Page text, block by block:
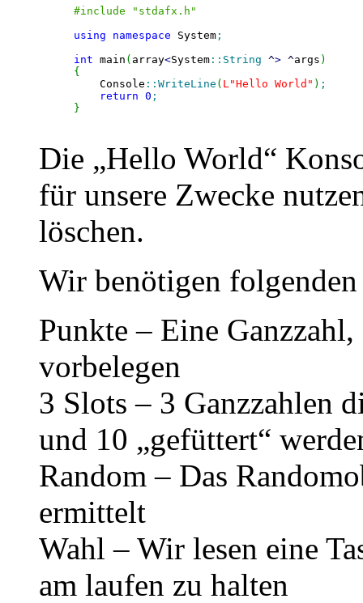
#include "stdafx.h"
using
namespace System ;
int main ( array<System :: String ^> ^args )
{
    Console
:: WriteLine ( L "Hello World" ) ;
return 0 ;
}
Die „Hello World“
für unsere Zwecke
löschen.
Wir benötigen
Punkte – Eine
vorbelegen
3 Slots – 3 Ganzzahlen
und 10 „gefüttert“
Random – Das
ermittelt
Wahl – Wir lesen eine
am laufen zu halten